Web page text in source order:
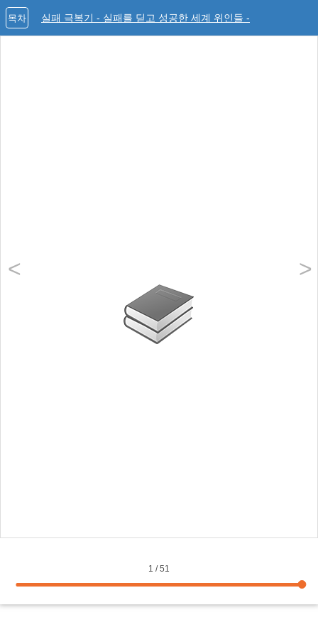
실패 극복기 - 실패를 딛고 성공한 세계 위인들 -
목차
< >
1 /51